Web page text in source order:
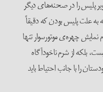
پلیس را در صحنه‌های دیگر
علت پلیس بودن که دقیقاً
چهره‌ی موتورسوار تنها
بلکه از شرم ناخودآگاه
را با جانب احتیاط باید